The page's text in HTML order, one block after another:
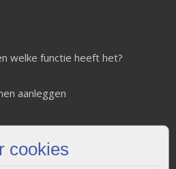
cookies
welke functie heeft het?
aanleggen
bestrating